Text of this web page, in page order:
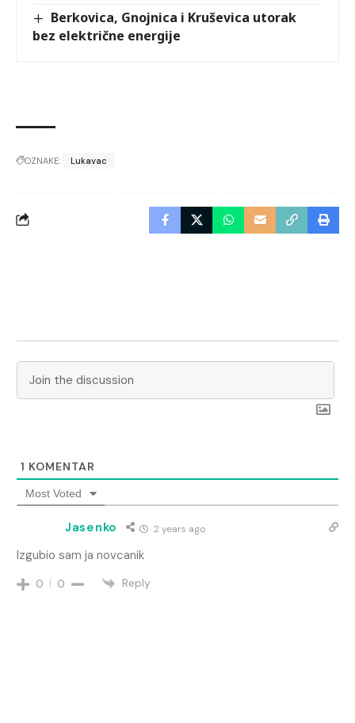
Berkovica, Gnojnica i Kruševica utorak
bez električne energije
OZNAKE: Lukavac
1 KOMENTAR
Most Voted
Jasenko 2 years ago
Izgubio sam ja novcanik
0 0 Reply